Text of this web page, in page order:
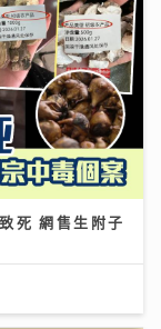
死 網售生附子